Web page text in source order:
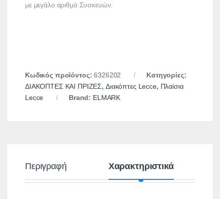
με μεγάλο αριθμό Συσκευών.
Κωδικός προϊόντος:6326202
Κατηγορίες:
ΔΙΑΚΟΠΤΕΣ ΚΑΙ ΠΡΙΖΕΣ, Διακόπτες Lecce, Πλαίσια
Lecce
Brand: ELMARK
Περιγραφή Χαρακτηριστικά